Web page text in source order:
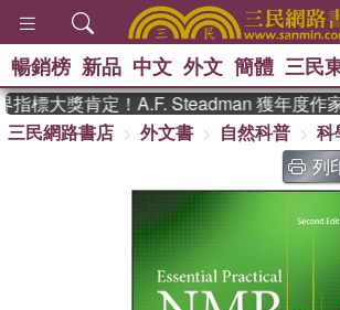
熱搜： 東野圭吾
The Odyssey
史是一群喵 、 暑
、 數學
暢銷榜 新品 中文 外文 簡體 三民
標大獎肯定！A.F. Steadman 獲年度作
三民網路書店
外文書 自然科普
科
列